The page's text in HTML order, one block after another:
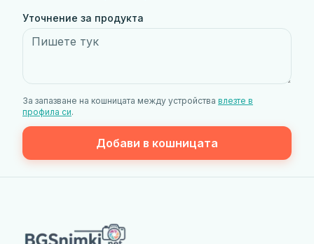
Уточнение за продукта
За запазване на кошницата между устройства влезте в
профила си.
Добави в кошницата